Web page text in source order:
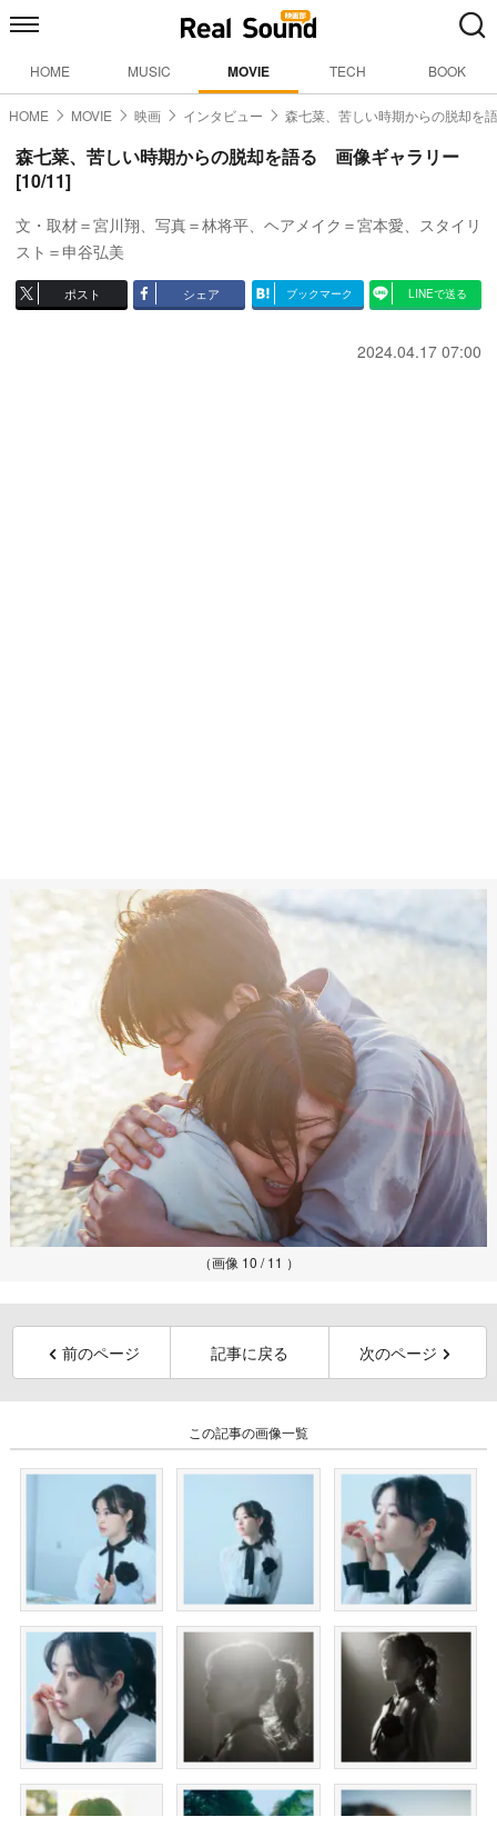
HOME MUSIC MOVIE TECH BOOK
HOME MOVIE 映画 インタビュー 森七菜、苦しい時期からの脱却を
森七菜、苦しい時期からの脱却を語る 画像ギャラリー
[10/11]
文・取材＝宮川翔、写真＝林将平、ヘアメイク＝宮本愛、スタイリ
スト＝申谷弘美
ポスト シェア ブックマーク LINEで送る
2024.04.17 07:00
（画像 10 / 11 ）
前のページ 記事に戻る 次のページ
この記事の画像一覧